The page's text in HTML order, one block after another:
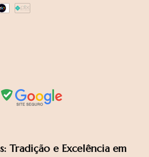
Tradição e Excelência em